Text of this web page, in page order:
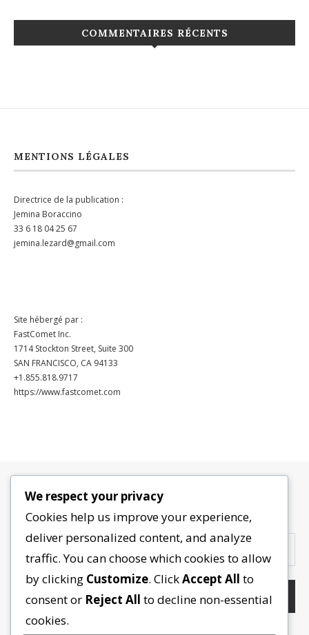
COMMENTAIRES RÉCENTS
MENTIONS LÉGALES
Directrice de la publication :
Jemina Boraccino
33 6 18 04 25 67
jemina.lezard@gmail.com
Site hébergé par :
FastComet Inc.
1714 Stockton Street, Suite 300
SAN FRANCISCO, CA 94133
+1.855.818.9717
https://www.fastcomet.com
Contactez-nous
We respect your privacy
Cookies help us improve your experience,
deliver personalized content, and analyze
traffic. You can choose which cookies to allow
by clicking Customize. ClickAccept All to
consent or Reject All to decline non-essential
cookies.